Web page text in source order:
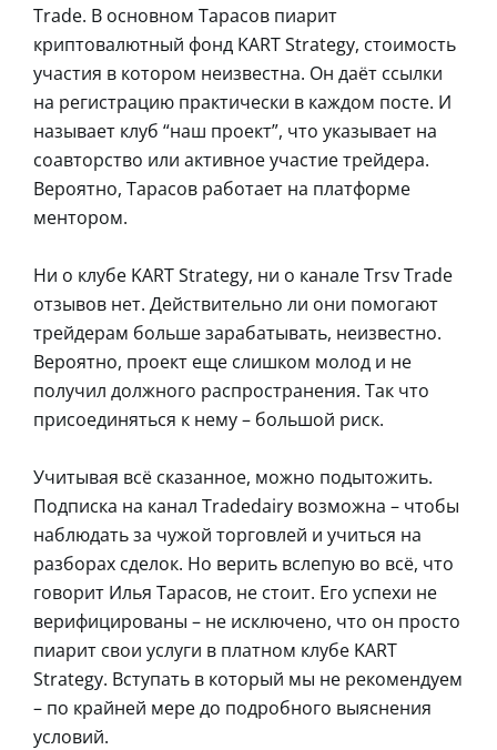
Trade. В основном Тарасов пиарит
криптовалютный фонд KART Strategy, стоимость
участия в котором неизвестна. Он даёт ссылки
на регистрацию практически в каждом посте. И
называет клуб “наш проект”, что указывает на
соавторство или активное участие трейдера.
Вероятно, Тарасов работает на платформе
ментором.
Ни о клубе KART Strategy, ни о канале Trsv Trade
отзывов нет. Действительно ли они помогают
трейдерам больше зарабатывать, неизвестно.
Вероятно, проект еще слишком молод и не
получил должного распространения. Так что
присоединяться к нему – большой риск.
Учитывая всё сказанное, можно подытожить.
Подписка на канал Tradedairy возможна – чтобы
наблюдать за чужой торговлей и учиться на
разборах сделок. Но верить вслепую во всё, что
говорит Илья Тарасов, не стоит. Его успехи не
верифицированы – не исключено, что он просто
пиарит свои услуги в платном клубе KART
Strategy. Вступать в который мы не рекомендуем
– по крайней мере до подробного выяснения
условий.